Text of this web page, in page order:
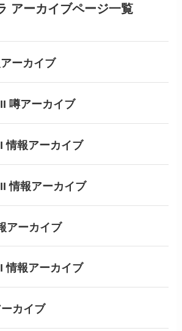
アーカイブページ一覧
ーカイブ
噂アーカイブ
情報アーカイブ
情報アーカイブ
アーカイブ
情報アーカイブ
カイブ